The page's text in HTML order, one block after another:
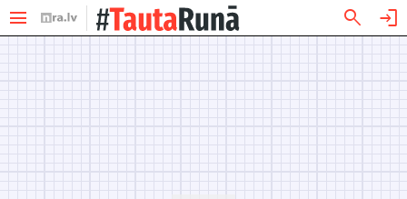
menu search login